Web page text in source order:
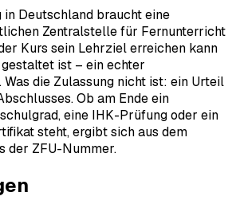
Deutschland braucht eine
Zentralstelle für Fernunterricht
Kurs sein Lehrziel erreichen kann
ist – ein echter
die Zulassung nicht ist: ein Urteil
Ob am Ende ein
eine IHK-Prüfung oder ein
steht, ergibt sich aus dem
der ZFU-Nummer.